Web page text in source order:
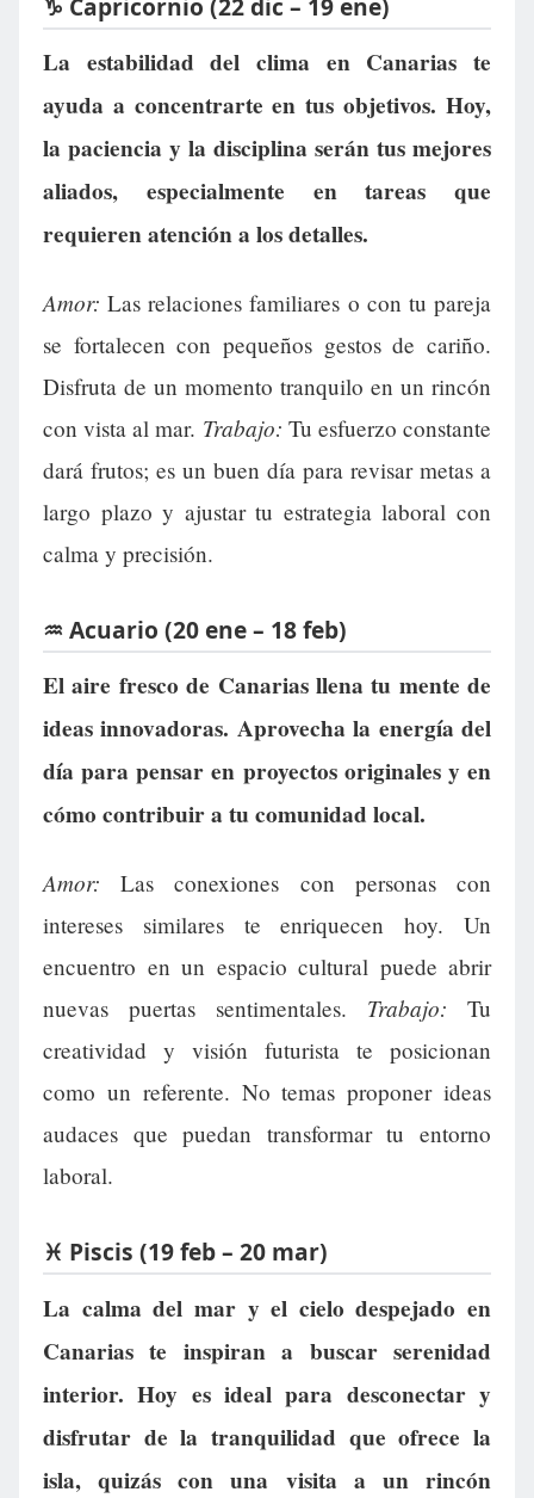
La estabilidad del clima en Canarias te
ayuda a concentrarte en tus objetivos. Hoy,
la paciencia y la disciplina serán tus mejores
aliados, especialmente en tareas que
requieren atención a los detalles.
Amor: Las relaciones familiares o con tu pareja
se fortalecen con pequeños gestos de cariño.
Disfruta de un momento tranquilo en un rincón
con vista al mar. Trabajo: Tu esfuerzo constante
dará frutos; es un buen día para revisar metas a
largo plazo y ajustar tu estrategia laboral con
calma y precisión.
♒ Acuario (20 ene – 18 feb)
El aire fresco de Canarias llena tu mente de
ideas innovadoras. Aprovecha la energía del
día para pensar en proyectos originales y en
cómo contribuir a tu comunidad local.
Amor: Las conexiones con personas con
intereses similares te enriquecen hoy. Un
encuentro en un espacio cultural puede abrir
nuevas puertas sentimentales. Trabajo: Tu
creatividad y visión futurista te posicionan
como un referente. No temas proponer ideas
audaces que puedan transformar tu entorno
laboral.
♓ Piscis (19 feb – 20 mar)
La calma del mar y el cielo despejado en
Canarias te inspiran a buscar serenidad
interior. Hoy es ideal para desconectar y
disfrutar de la tranquilidad que ofrece la
isla, quizás con una visita a un rincón